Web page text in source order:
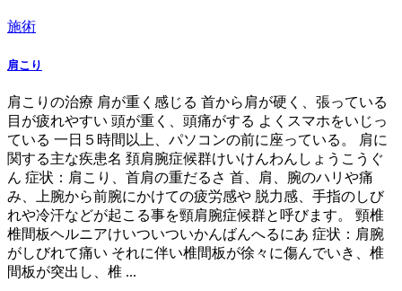
施術
肩こり
肩こりの治療 肩が重く感じる 首から肩が硬く、張っている
目が疲れやすい 頭が重く、頭痛がする よくスマホをいじっ
ている 一日５時間以上、パソコンの前に座っている。 肩に
関する主な疾患名 頚肩腕症候群けいけんわんしょうこうぐ
ん 症状：肩こり、首肩の重だるさ 首、肩、腕のハリや痛
み、上腕から前腕にかけての疲労感や 脱力感、手指のしび
れや冷汗などが起こる事を頸肩腕症候群と呼びます。 頸椎
椎間板ヘルニアけいついついかんばんへるにあ 症状：肩腕
がしびれて痛い それに伴い椎間板が徐々に傷んでいき、椎
間板が突出し、椎 ...